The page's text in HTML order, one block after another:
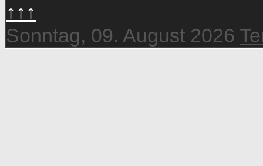
↑↑↑
Sonntag, 09. August 2026